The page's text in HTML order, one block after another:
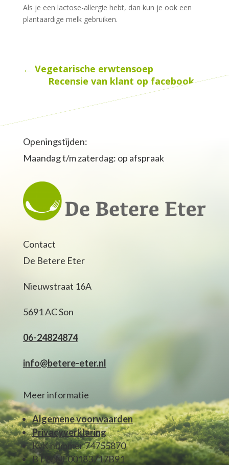
Als je een lactose-allergie hebt, dan kun je ook een
plantaardige melk gebruiken.
← Vegetarische erwtensoep
Recensie van klant op facebook→
Openingstijden:
Maandag t/m zaterdag: op afspraak
Contact
De Betere Eter
Nieuwstraat 16A
5691 AC Son
06-24824874
info@betere-eter.nl
Meer informatie
Algemene voorwaarden
Privacyverklaring
KvK nummer 74755870
BTW NL00183717B91